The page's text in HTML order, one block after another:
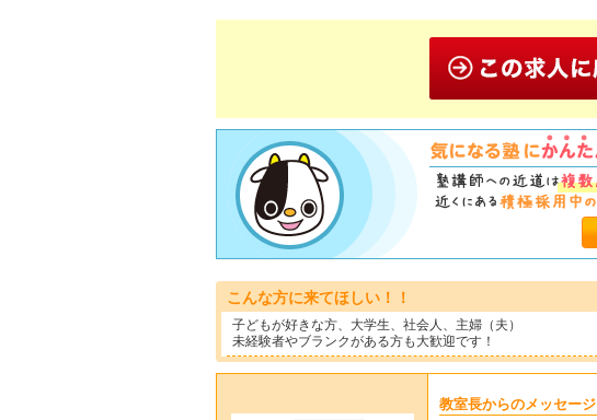
こんな方に来てほしい！！
子どもが好きな方、大学生、社会人、主婦（夫）
未経験者やブランクがある方も大歓迎です！
教室長からのメッセージ